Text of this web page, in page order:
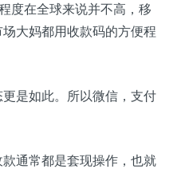
度在全球来说并不高，移
大妈都用收款码的方便程
是如此。所以微信，支付
通常都是套现操作，也就